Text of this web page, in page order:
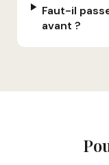
Faut-il
avant ?